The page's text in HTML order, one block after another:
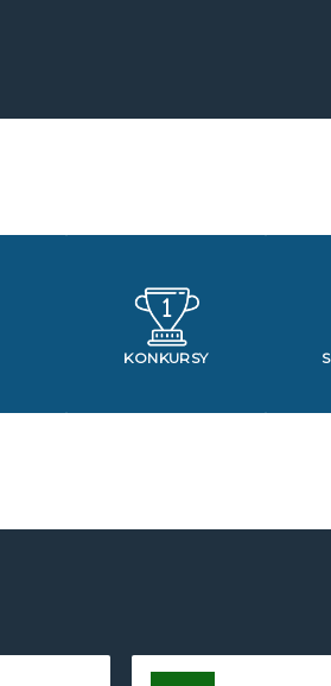
KONKURSY